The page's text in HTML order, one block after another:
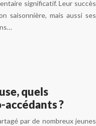
significatif. Leur succès
saisonnière, mais aussi ses
quels
accédants ?
par de nombreux jeunes